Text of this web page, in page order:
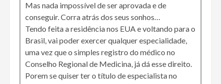
Mas nada impossível de ser aprovada e de
conseguir. Corra atrás dos seus sonhos…
Tendo feita a residência nos EUA e voltando para o
Brasil, vai poder exercer qualquer especialidade,
uma vez que o simples registro do médico no
Conselho Regional de Medicina, já dá esse direito.
Porem se quiser ter o título de especialista no